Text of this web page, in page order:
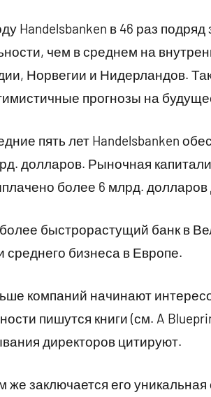
Handelsbanken в 46 раз
чем в среднем на
Норвегии и Нидерландов.
прогнозы на
пять лет Handelsbanken
долларов. Рыночная
более 6 млрд. долларов
быстрорастущий банк в
среднего бизнеса в Европе.
компаний начинают
пишутся книги (см. A
директоров цитируют.
же заключается его уникальная